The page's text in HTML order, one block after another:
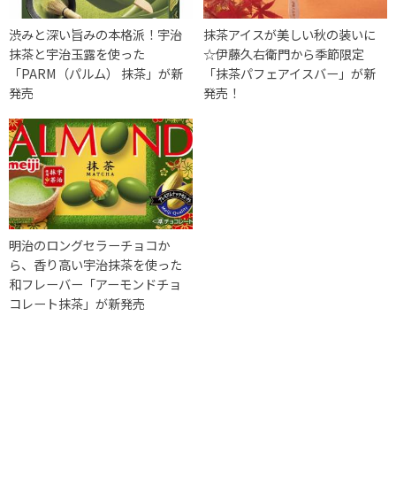
渋みと深い旨みの本格派！宇治
抹茶と宇治玉露を使った
「PARM（パルム） 抹茶」が新
発売
抹茶アイスが美しい秋の装いに
☆伊藤久右衛門から季節限定
「抹茶パフェアイスバー」が新
発売！
明治のロングセラーチョコか
ら、香り高い宇治抹茶を使った
和フレーバー「アーモンドチョ
コレート抹茶」が新発売